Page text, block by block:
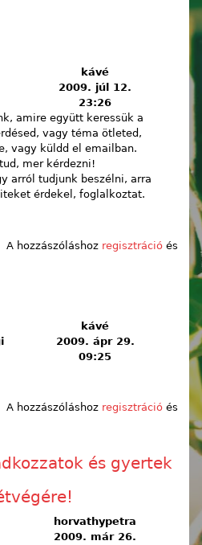
kávé
2009. júl 12.
23:26
amire együtt keressük a
vagy téma ötleted,
vagy küldd el emailban.
mer kérdezni!
arról tudjunk beszélni, arra
érdekel, foglalkoztat.
jövő kérdései tartalommal
A hozzászóláshoz regisztrációés
kávé
2009. ápr 29.
09:25
tartalommal kapcsolatosan
A hozzászóláshoz regisztrációés
és gyertek
horvathypetra
2009. már 26.